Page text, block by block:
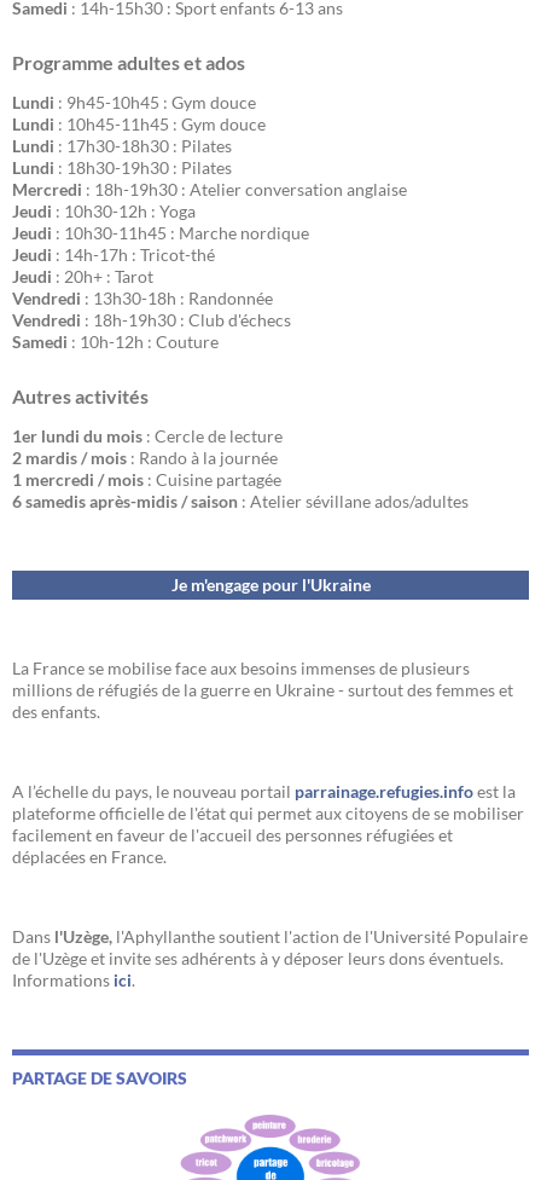
Samedi : 14h-15h30 : Sport enfants 6-13 ans
Programme adultes et ados
Lundi : 9h45-10h45 : Gym douce
Lundi : 10h45-11h45 : Gym douce
Lundi : 17h30-18h30 : Pilates
Lundi : 18h30-19h30 : Pilates
Mercredi : 18h-19h30 : Atelier conversation anglaise
Jeudi : 10h30-12h : Yoga
Jeudi : 10h30-11h45 : Marche nordique
Jeudi : 14h-17h : Tricot-thé
Jeudi : 20h+ : Tarot
Vendredi : 13h30-18h : Randonnée
Vendredi : 18h-19h30 : Club d'échecs
Samedi : 10h-12h : Couture
Autres activités
1er lundi du mois : Cercle de lecture
2 mardis / mois : Rando à la journée
1 mercredi / mois : Cuisine partagée
6 samedis après-midis / saison : Atelier sévillane ados/adultes
Je m'engage pour l'Ukraine
La France se mobilise face aux besoins immenses de plusieurs
millions de réfugiés de la guerre en Ukraine - surtout des femmes et
des enfants.
A l’échelle du pays, le nouveau portail parrainage.refugies.infoest la
plateforme officielle de l'état qui permet aux citoyens de se mobiliser
facilement en faveur de l'accueil des personnes réfugiées et
déplacées en France.
Dans l'Uzège, l'Aphyllanthe soutient l'action de l'Université Populaire
de l'Uzège et invite ses adhérents à y déposer leurs dons éventuels.
Informations ici.
PARTAGE DE SAVOIRS